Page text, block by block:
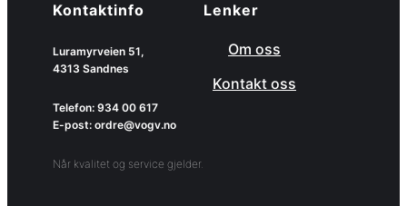
Kontaktinfo
Luramyrveien 51,
4313 Sandnes
Telefon: 934 00 617
E-post: ordre@vogv.no
Når kvalitet og service gjelder.
Lenker
Om oss
Kontakt oss